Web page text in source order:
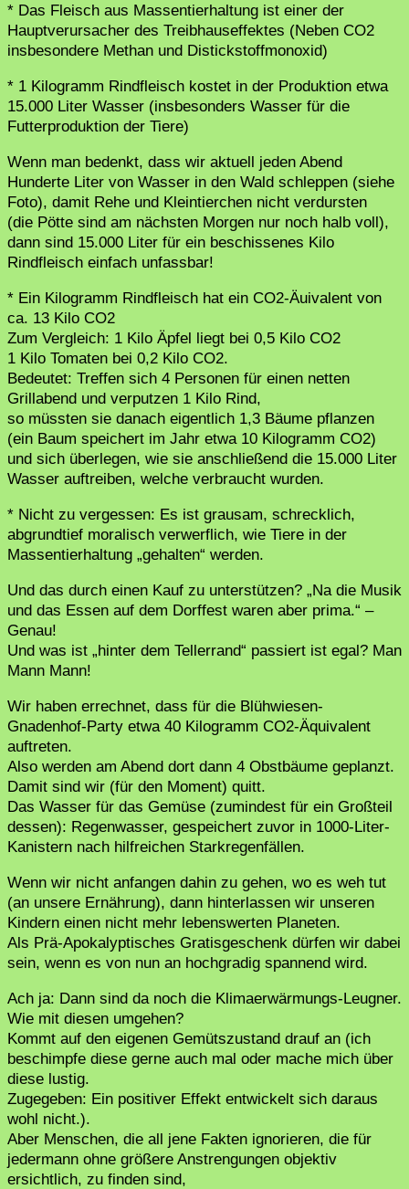
* Das Fleisch aus Massentierhaltung ist einer der
Hauptverursacher des Treibhauseffektes (Neben CO2
insbesondere Methan und Distickstoffmonoxid)
* 1 Kilogramm Rindfleisch kostet in der Produktion etwa
15.000 Liter Wasser (insbesonders Wasser für die
Futterproduktion der Tiere)
Wenn man bedenkt, dass wir aktuell jeden Abend
Hunderte Liter von Wasser in den Wald schleppen (siehe
Foto), damit Rehe und Kleintierchen nicht verdursten
(die Pötte sind am nächsten Morgen nur noch halb voll),
dann sind 15.000 Liter für ein beschissenes Kilo
Rindfleisch einfach unfassbar!
* Ein Kilogramm Rindfleisch hat ein CO2-Äuivalent von
ca. 13 Kilo CO2
Zum Vergleich: 1 Kilo Äpfel liegt bei 0,5 Kilo CO2
1 Kilo Tomaten bei 0,2 Kilo CO2.
Bedeutet: Treffen sich 4 Personen für einen netten
Grillabend und verputzen 1 Kilo Rind,
so müssten sie danach eigentlich 1,3 Bäume pflanzen
(ein Baum speichert im Jahr etwa 10 Kilogramm CO2)
und sich überlegen, wie sie anschließend die 15.000 Liter
Wasser auftreiben, welche verbraucht wurden.
* Nicht zu vergessen: Es ist grausam, schrecklich,
abgrundtief moralisch verwerflich, wie Tiere in der
Massentierhaltung „gehalten“ werden.
Und das durch einen Kauf zu unterstützen? „Na die Musik
und das Essen auf dem Dorffest waren aber prima.“ –
Genau!
Und was ist „hinter dem Tellerrand“ passiert ist egal? Man
Mann Mann!
Wir haben errechnet, dass für die Blühwiesen-
Gnadenhof-Party etwa 40 Kilogramm CO2-Äquivalent
auftreten.
Also werden am Abend dort dann 4 Obstbäume geplanzt.
Damit sind wir (für den Moment) quitt.
Das Wasser für das Gemüse (zumindest für ein Großteil
dessen): Regenwasser, gespeichert zuvor in 1000-Liter-
Kanistern nach hilfreichen Starkregenfällen.
Wenn wir nicht anfangen dahin zu gehen, wo es weh tut
(an unsere Ernährung), dann hinterlassen wir unseren
Kindern einen nicht mehr lebenswerten Planeten.
Als Prä-Apokalyptisches Gratisgeschenk dürfen wir dabei
sein, wenn es von nun an hochgradig spannend wird.
Ach ja: Dann sind da noch die Klimaerwärmungs-Leugner.
Wie mit diesen umgehen?
Kommt auf den eigenen Gemütszustand drauf an (ich
beschimpfe diese gerne auch mal oder mache mich über
diese lustig.
Zugegeben: Ein positiver Effekt entwickelt sich daraus
wohl nicht.).
Aber Menschen, die all jene Fakten ignorieren, die für
jedermann ohne größere Anstrengungen objektiv
ersichtlich, zu finden sind,